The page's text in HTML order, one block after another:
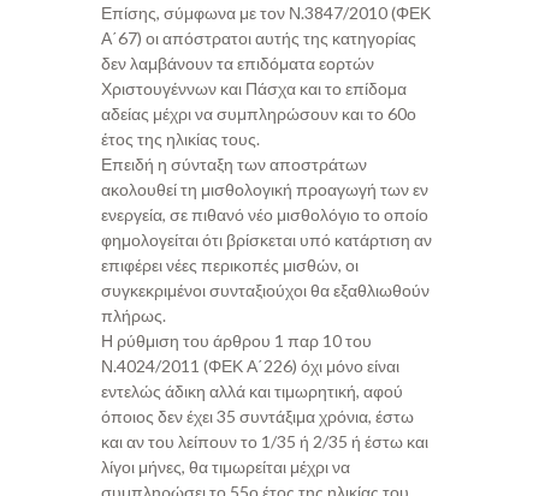
Επίσης, σύμφωνα με τον Ν.3847/2010 (ΦΕΚ
Α΄67) οι απόστρατοι αυτής της κατηγορίας
δεν λαμβάνουν τα επιδόματα εορτών
Χριστουγέννων και Πάσχα και το επίδομα
αδείας μέχρι να συμπληρώσουν και το 60ο
έτος της ηλικίας τους.
Επειδή η σύνταξη των αποστράτων
ακολουθεί τη μισθολογική προαγωγή των εν
ενεργεία, σε πιθανό νέο μισθολόγιο το οποίο
φημολογείται ότι βρίσκεται υπό κατάρτιση αν
επιφέρει νέες περικοπές μισθών, οι
συγκεκριμένοι συνταξιούχοι θα εξαθλιωθούν
πλήρως.
Η ρύθμιση του άρθρου 1 παρ 10 του
Ν.4024/2011 (ΦΕΚ Α΄226) όχι μόνο είναι
εντελώς άδικη αλλά και τιμωρητική, αφού
όποιος δεν έχει 35 συντάξιμα χρόνια, έστω
και αν του λείπουν το 1/35 ή 2/35 ή έστω και
λίγοι μήνες, θα τιμωρείται μέχρι να